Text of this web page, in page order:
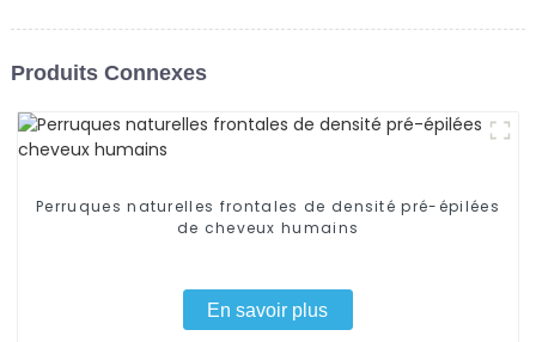
Produits Connexes
Perruques naturelles frontales de densité pré-épilées
de cheveux humains
En savoir plus